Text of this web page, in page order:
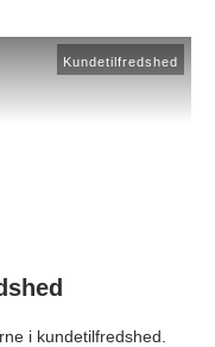
Kundetilfredshed
i kundetilfredshed.